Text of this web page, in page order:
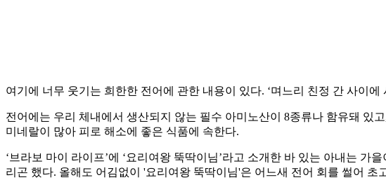
여기에 너무 웃기는 희한한 전어에 관한 내용이 있다. ‘며느리 친정 간 사이
전어에는 우리 체내에서 생산되지 않는 필수 아미노산이 8종류나 함유돼 있
미네랄이 많아 피로 해소에 좋은 식품에 속한다.
‘브라보 마이 라이프’에 ‘요리여왕 뚝딱이님’라고 소개한 바 있는 아내는
리곤 했다. 올해도 어김없이 '요리여왕 뚝딱이님'은 어느새 전어 회를 썰어